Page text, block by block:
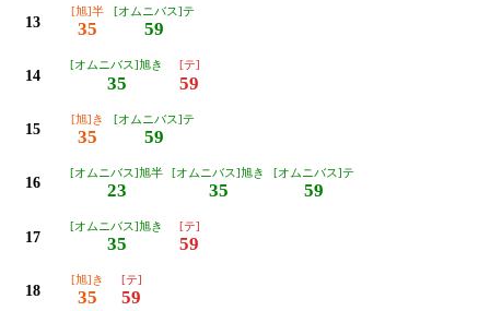
13
[旭]半
35
[オムニバス]テ
59
14
[オムニバス]旭き
35
[テ]
59
15
[旭]き
35
[オムニバス]テ
59
16
[オムニバス]旭半
23
[オムニバス]旭き
35
[オムニバス]テ
59
17
[オムニバス]旭き
35
[テ]
59
18
[旭]き
35
[テ]
59